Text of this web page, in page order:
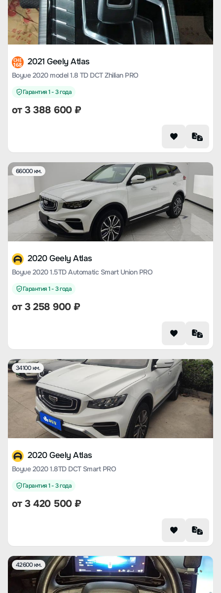
CHE
168 2021 Geely Atlas
Boyue 2020 model 1.8 TD DCT Zhilian PRO
Гарантия 1 - 3 года
от3 388 600₽
66000 км.
2020 Geely Atlas
Boyue 2020 1.5TD Automatic Smart Union PRO
Гарантия 1 - 3 года
от3 258 900₽
34100 км.
2020 Geely Atlas
Boyue 2020 1.8TD DCT Smart PRO
Гарантия 1 - 3 года
от3 420 500₽
42600 км.